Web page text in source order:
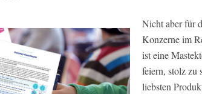
Nicht aber für
Konzerne im
ist eine
feiern, stolz zu
liebsten